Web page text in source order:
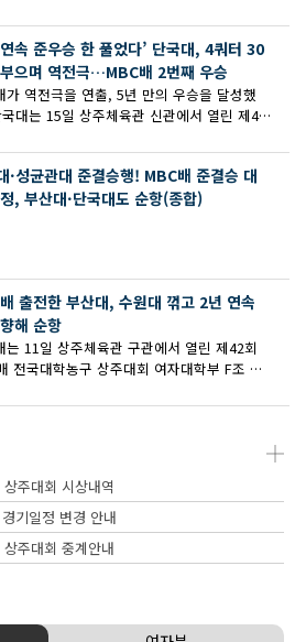
따돌리며 73-62로 승리했다.
속 준우승 한 풀었다’ 단국대, 4쿼터 30
으며 역전극…MBC배 2번째 우승
가 역전극을 연출, 5년 만의 우승을 달성했
대는 15일 상주체육관 신관에서 열린 제42
대에 73-67로 역전승했다.
·성균관대 준결승행! MBC배 준결승 대
, 부산대·단국대도 순항(종합)
출전한 부산대, 수원대 꺾고 2년 연속
해 순항
는 11일 상주체육관 구관에서 열린 제42회
전국대학농구 상주대회 여자대학부 F조 예
┼
주대회 시상내역
기일정 변경 안내
주대회 중계안내